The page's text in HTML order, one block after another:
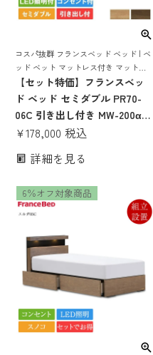
コスパ抜群 フランスベッド ベッド | ベ
ッド ベット マットレス付き マットレ
スセット 70周年 収納 収納付き 引き出
し スノコ すのこ すのこベッド 宮付き
宮 棚 コンセント 照明
【セット特価】フランスベッ
ド ベッド セミダブル PR70-
06C 引き出し付き MW-200α
ミディアムソフト | 正規品 フ
ッド マットレス付き マットレ
照明付き 収納付き 棚付き コン
セント コンパクト すのこ スノ
¥178,000 税込
詳細を見る
6％オフ対象商品